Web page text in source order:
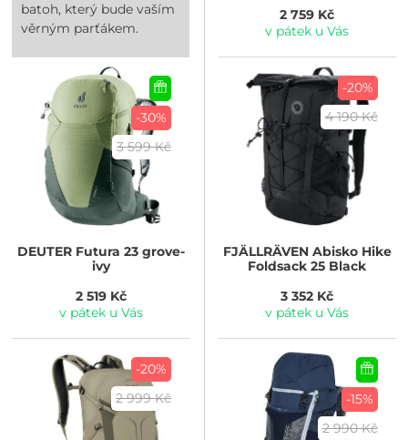
batoh, který bude vaším
věrným parťákem.
2 759 Kč
v pátek u Vás
-30%
3 599 Kč
DEUTERFutura 23 grove-
ivy
2 519 Kč
v pátek u Vás
-20%
4 190 Kč
FJÄLLRÄVENAbisko Hike
Foldsack 25 Black
3 352 Kč
v pátek u Vás
-20%
2 999 Kč
-15%
2 990 Kč